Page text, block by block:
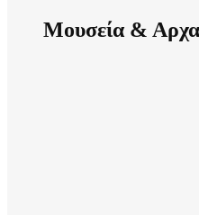
Μουσεία &